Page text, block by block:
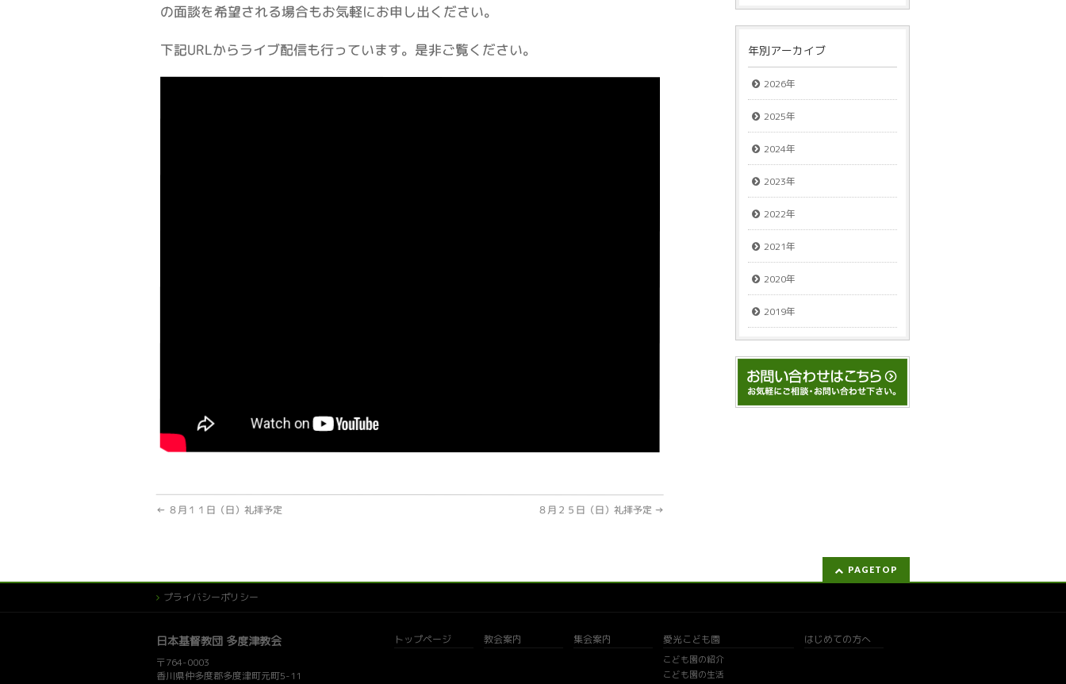
の面談を希望される場合もお気軽にお申し出ください。
下記URLからライブ配信も行っています。是非ご覧ください。
← ８月１１日（日）礼拝予定 ８月２５日（日）礼拝予定 →
年別アーカイブ
2026年
2025年
2024年
2023年
2022年
2021年
2020年
2019年
PAGETOP
プライバシーポリシー
日本基督教団 多度津教会
〒764-0003
香川県仲多度郡多度津町元町5-11
トップページ 教会案内 集会案内 愛光こども園
こども園の紹介
こども園の生活
はじめての方へ